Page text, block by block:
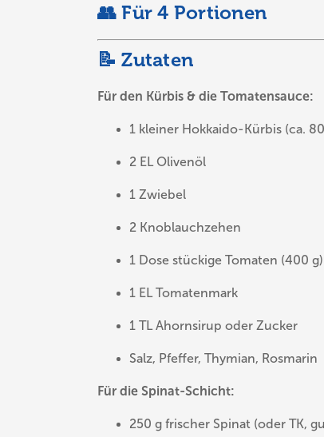
👥 Für 4 Portionen
📝 Zutaten
Für den Kürbis & die Tomatensauce:
1 kleiner Hokkaido-Kürbis (ca.
2 EL Olivenöl
1 Zwiebel
2 Knoblauchzehen
1 Dose stückige Tomaten (400 g)
1 EL Tomatenmark
1 TL Ahornsirup oder Zucker
Salz, Pfeffer, Thymian, Rosmarin
Für die Spinat-Schicht:
250 g frischer Spinat (oder TK,